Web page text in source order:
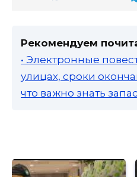
Рекомендуем
• Электронные
улицах, сроки
что важно знать